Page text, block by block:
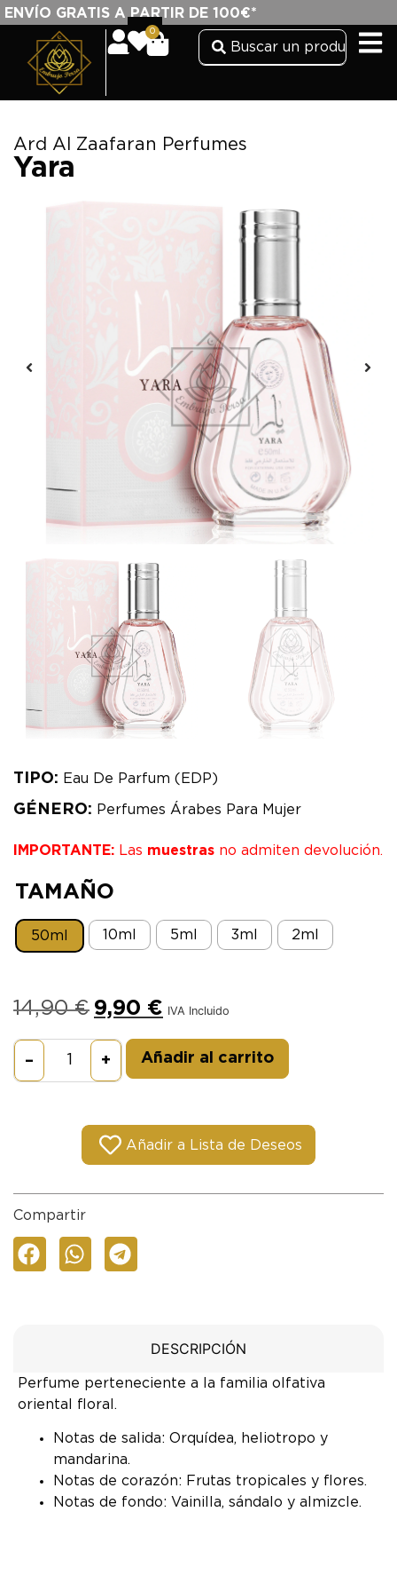
ENVÍO GRATIS A PARTIR DE 100€*
0
Ard Al Zaafaran Perfumes
Yara
TIPO: Eau De Parfum (EDP)
GÉNERO: Perfumes Árabes Para Mujer
IMPORTANTE: Las muestras no admiten devolución.
TAMAÑO
50ml 10ml 5ml 3ml 2ml
14,90€ 9,90 € IVA Incluido
– + Añadir al carrito
Añadir a Lista de Deseos
Compartir
DESCRIPCIÓN
Perfume perteneciente a la familia olfativa
oriental floral.
Notas de salida: Orquídea, heliotropo y
mandarina.
Notas de corazón: Frutas tropicales y flores.
Notas de fondo: Vainilla, sándalo y almizcle.